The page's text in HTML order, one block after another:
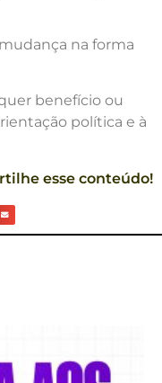
na forma
benefício ou
política e à
esse conteúdo!